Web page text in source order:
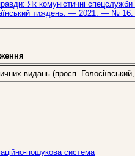
Як комуністичні
тиждень. — 2021. — №
видань (просп.
пошукова система